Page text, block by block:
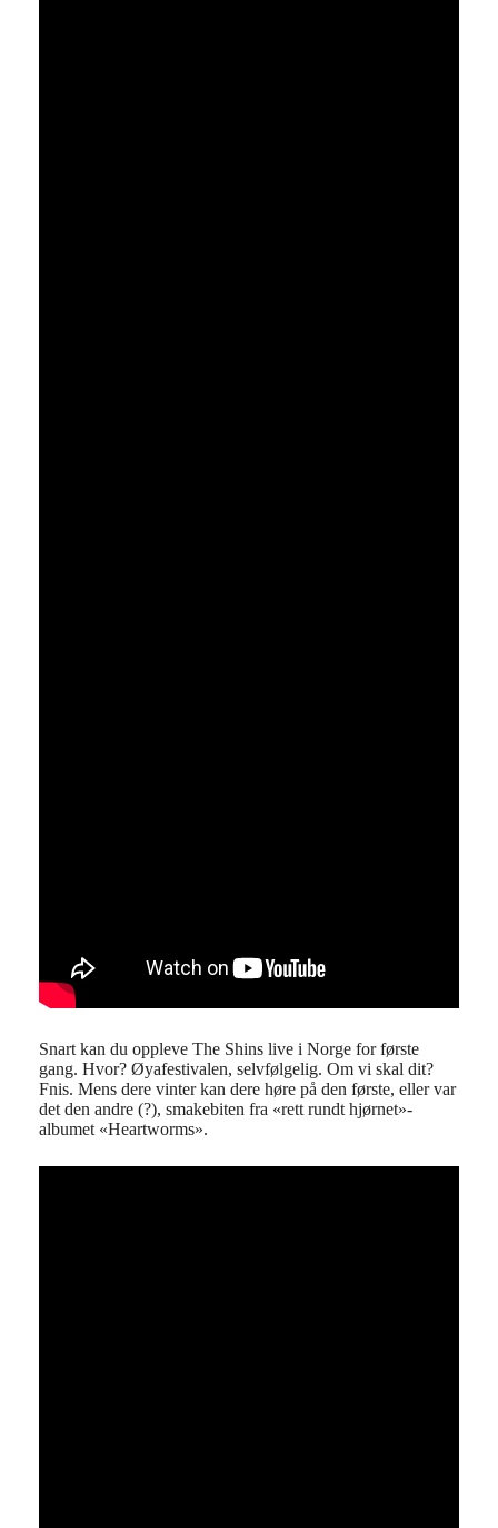
Snart kan du oppleve The Shins live i Norge for første
gang. Hvor? Øyafestivalen, selvfølgelig. Om vi skal dit?
Fnis. Mens dere vinter kan dere høre på den første, eller var
det den andre (?), smakebiten fra «rett rundt hjørnet»-
albumet «Heartworms».